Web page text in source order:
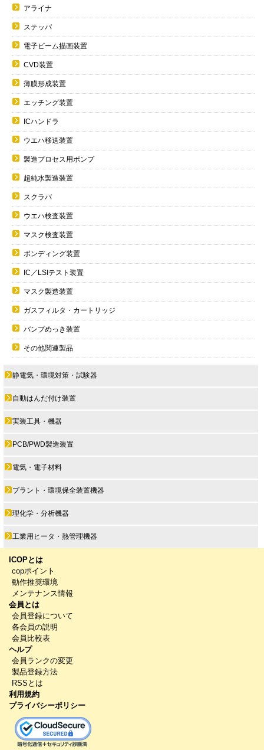
アライナ
ステッパ
電子ビーム描画装置
CVD装置
薄膜形成装置
エッチング装置
ICハンドラ
ウエハ移送装置
製造プロセス用ポンプ
超純水製造装置
スクラバ
ウエハ検査装置
マスク検査装置
ボンディング装置
IC／LSIテスト装置
マスク製造装置
ガスフィルタ・カートリッジ
バンプめっき装置
その他関連製品
静電気・環境対策・試験器
自動はんだ付け装置
実装工具・機器
PCB/PWD製造装置
電気・電子材料
プラント・環境保全装置機器
理化学・分析機器
工業用ヒータ・熱管理機器
ICOPとは
copポイント
動作推奨環境
メンテナンス情報
会員とは
会員登録について
各会員の説明
会員比較表
ヘルプ
会員ランクの変更
製品登録方法
RSSとは
利用規約
プライバシーポリシー